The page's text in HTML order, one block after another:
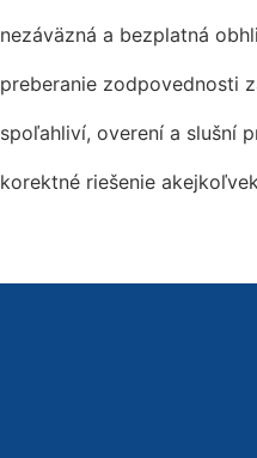
nezáväzná a bezplatná
preberanie zodpovednosti
spoľahliví, overení a slušní
korektné riešenie